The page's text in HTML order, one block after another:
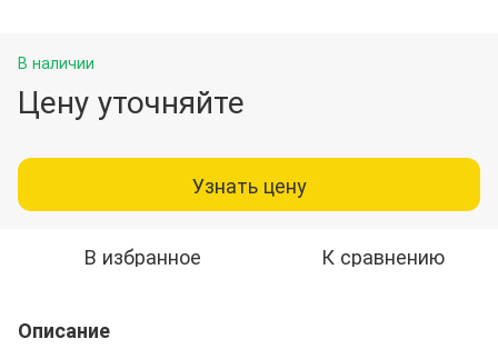
В наличии
Цену уточняйте
Узнать цену
В избранное К сравнению
Описание